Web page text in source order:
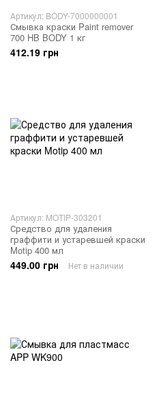
Артикул: BODY-7000000001
Смывка краски Paint remover
700 HB BODY 1 кг
412.19 грн
Артикул: MOTIP-303201
Средство для удаления
граффити и устаревшей краски
Motip 400 мл
449.00 грн Нет в наличии